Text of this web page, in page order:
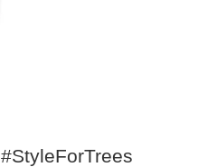
#StyleForTrees